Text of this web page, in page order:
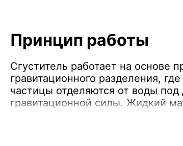
Принцип работы
Сгуститель работает на основе
гравитационного разделения,
частицы отделяются от воды под
гравитационной силы. Жидкий